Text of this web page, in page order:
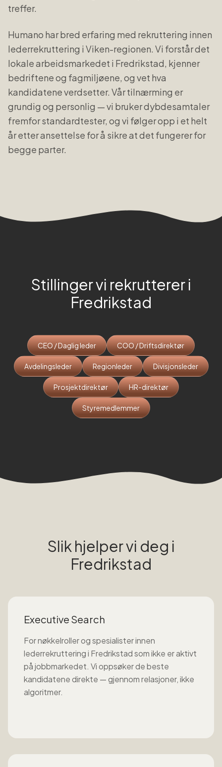
treffer.
Humano har bred erfaring med rekruttering innen
lederrekruttering i Viken-regionen. Vi forstår det
lokale arbeidsmarkedet i Fredrikstad, kjenner
bedriftene og fagmiljøene, og vet hva
kandidatene verdsetter. Vår tilnærming er
grundig og personlig — vi bruker dybdesamtaler
fremfor standardtester, og vi følger opp i et helt
år etter ansettelse for å sikre at det fungerer for
begge parter.
Stillinger vi rekrutterer i
Fredrikstad
CEO / Daglig leder COO / Driftsdirektør
Avdelingsleder Regionleder Divisjonsleder
Prosjektdirektør HR-direktør
Styremedlemmer
Slik hjelper vi deg i
Fredrikstad
Executive Search
For nøkkelroller og spesialister innen
lederrekrutteringi Fredrikstadsom ikke er aktivt
på jobbmarkedet. Vi oppsøker de beste
kandidatene direkte — gjennom relasjoner, ikke
algoritmer.